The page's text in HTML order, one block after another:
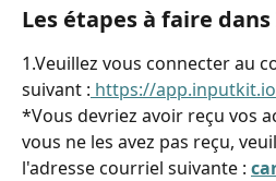
Les étapes à faire
1.Veuillez vous connecter au
suivant : https://app.inputkit.io
*Vous devriez avoir reçu vos
vous ne les avez pas reçu,
l'adresse courriel suivante :